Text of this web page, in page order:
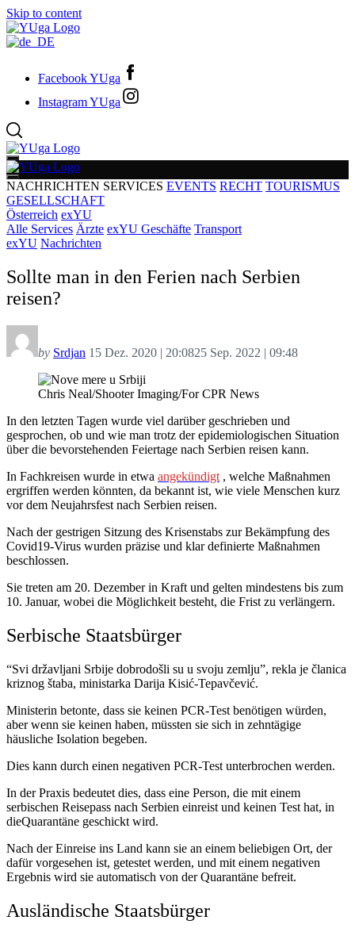
Skip to content
Facebook YUga
Instagram YUga
NACHRICHTEN SERVICES EVENTS RECHT TOURISMUS
GESELLSCHAFT
Österreich exYU
Alle Services Ärzte exYU Geschäfte Transport
exYU Nachrichten
Sollte man in den Ferien nach Serbien
reisen?
by Srdjan 15 Dez. 2020 | 20:0825 Sep. 2022 | 09:48
Chris Neal/Shooter Imaging/For CPR News
In den letzten Tagen wurde viel darüber geschrieben und
gesprochen, ob und wie man trotz der epidemiologischen Situation
über die bevorstehenden Feiertage nach Serbien reisen kann.
In Fachkreisen wurde in etwa angekündigt , welche Maßnahmen
ergriffen werden könnten, da bekannt ist, wie viele Menschen kurz
vor dem Neujahrsfest nach Serbien reisen.
Nach der gestrigen Sitzung des Krisenstabs zur Bekämpfung des
Covid19-Virus wurden präzise und klar definierte Maßnahmen
beschlossen.
Sie treten am 20. Dezember in Kraft und gelten mindestens bis zum
10. Januar, wobei die Möglichkeit besteht, die Frist zu verlängern.
Serbische Staatsbürger
“Svi državljani Srbije dobrodošli su u svoju zemlju”, rekla je članica
kriznog štaba, ministarka Darija Kisić-Tepavčević.
Ministerin betonte, dass sie keinen PCR-Test benötigen würden,
aber wenn sie keinen haben, müssten sie sich in zehntägige
häusliche Isolation begeben.
Dies kann durch einen negativen PCR-Test unterbrochen werden.
In der Praxis bedeutet dies, dass eine Person, die mit einem
serbischen Reisepass nach Serbien einreist und keinen Test hat, in
dieQuarantäne geschickt wird.
Nach der Einreise ins Land kann sie an einem beliebigen Ort, der
dafür vorgesehen ist, getestet werden, und mit einem negativen
Ergebnis wird sie automatisch von der Quarantäne befreit.
Ausländische Staatsbürger